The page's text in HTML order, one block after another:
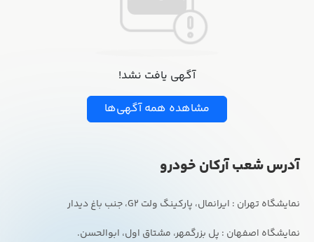
آگهی یافت نشد!
مشاهده همه آگهی‌ها
آدرس شعب آرکان خودرو
نمایشگاه اصفهان : پل بزرگمهر، مشتاق اول، ابوالحسن.